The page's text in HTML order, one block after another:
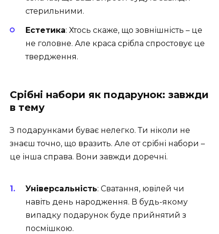
стерильними.
Естетика: Хтось скаже, що зовнішність – це
не головне. Але краса срібла спростовує це
твердження.
Срібні набори як подарунок: завжди
в тему
З подарунками буває нелегко. Ти ніколи не
знаєш точно, що вразить. Але от срібні набори –
це інша справа. Вони завжди доречні.
Універсальність: Сватання, ювілей чи
навіть день народження. В будь-якому
випадку подарунок буде прийнятий з
посмішкою.